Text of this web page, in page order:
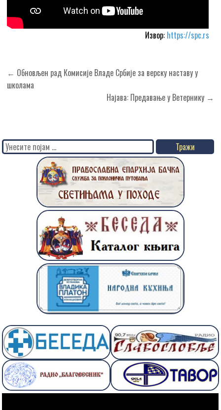
Извор: https://spc.rs
Кретање
чланка
← Обновљен рад Комисије Владе Србије за верску наставу у
школама
Најава: Предавање у Ветернику →
Search
for: